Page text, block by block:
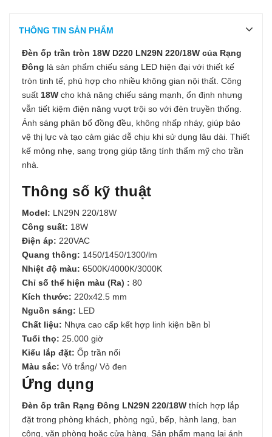
THÔNG TIN SẢN PHẨM
Đèn ốp trần tròn 18W D220 LN29N 220/18W của Rạng
Đông là sản phẩm chiếu sáng LED hiện đại với thiết kế
tròn tinh tế, phù hợp cho nhiều không gian nội thất. Công
suất 18W cho khả năng chiếu sáng mạnh, ổn định nhưng
vẫn tiết kiệm điện năng vượt trội so với đèn truyền thống.
Ánh sáng phân bổ đồng đều, không nhấp nháy, giúp bảo
vệ thị lực và tạo cảm giác dễ chịu khi sử dụng lâu dài. Thiết
kế mỏng nhẹ, sang trọng giúp tăng tính thẩm mỹ cho trần
nhà.
Thông số kỹ thuật
Model: LN29N 220/18W
Công suất: 18W
Điện áp: 220VAC
Quang thông: 1450/1450/1300/lm
Nhiệt độ màu: 6500K/4000K/3000K
Chỉ số thể hiện màu (Ra) : 80
Kích thước: 220x42.5 mm
Nguồn sáng: LED
Chất liệu: Nhựa cao cấp kết hợp linh kiện bền bỉ
Tuổi thọ: 25.000 giờ
Kiểu lắp đặt: Ốp trần nổi
Màu sắc: Vỏ trắng/ Vỏ đen
Ứng dụng
Đèn ốp trần Rạng Đông LN29N 220/18W thích hợp lắp
đặt trong phòng khách, phòng ngủ, bếp, hành lang, ban
công, văn phòng hoặc cửa hàng. Sản phẩm mang lại ánh